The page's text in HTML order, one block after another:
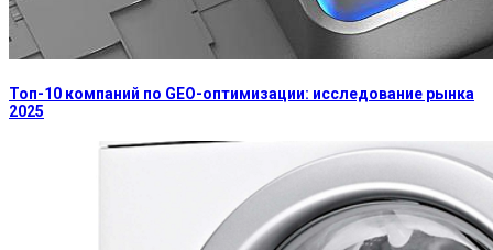
Топ-10 компаний по GEO-оптимизации: исследование рынка
2025